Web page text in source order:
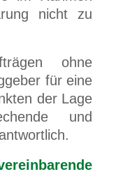
nicht zu
ohne
für eine
der Lage
und